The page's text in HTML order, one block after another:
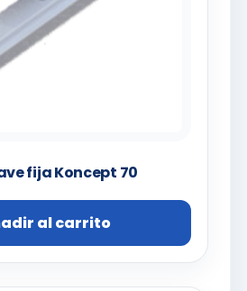
fija Koncept 70
al carrito